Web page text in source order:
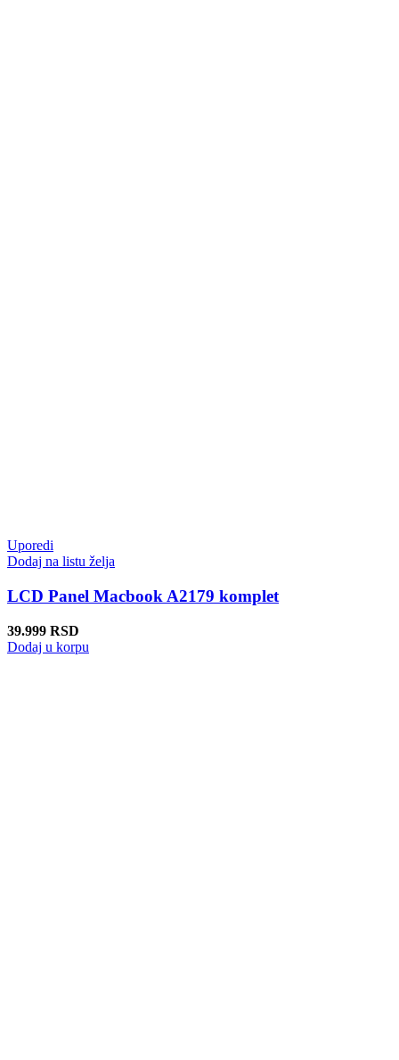
Uporedi
Dodaj na listu želja
LCD Panel Macbook A2179 komplet
39.999 RSD
Dodaj u korpu